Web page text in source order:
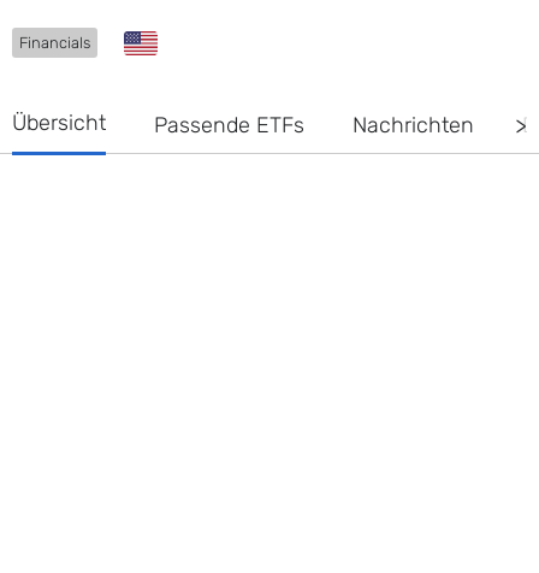
Financials
Übersicht Passende ETFs Nachrichten